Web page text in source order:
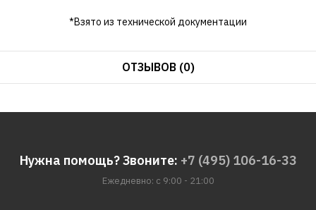
*Взято из технической документации
ОТЗЫВОВ (0)
Нужна помощь? Звоните: +7 (495) 106-16-33
Ежедневно: с 9:00 - 21:00